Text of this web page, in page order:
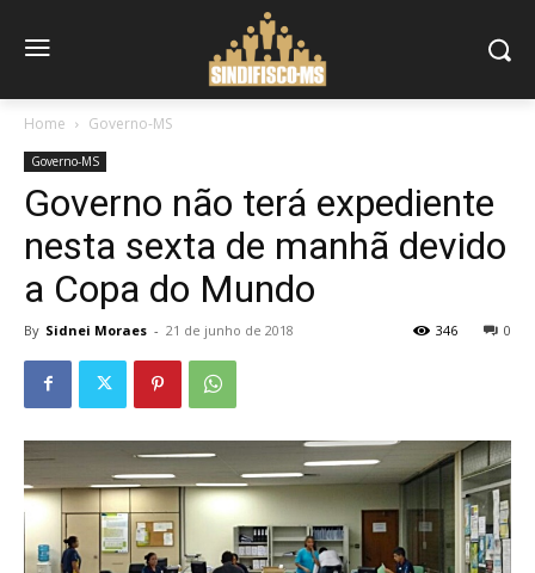
Home Governo-MS
Governo-MS
Governo não terá expediente
nesta sexta de manhã devido
a Copa do Mundo
By Sidnei Moraes - 21 de junho de 2018 0
346